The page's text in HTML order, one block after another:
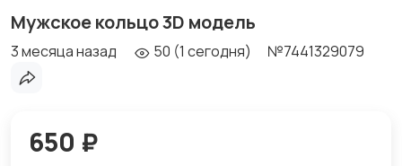
Мужское кольцо 3D модель
3 месяца назад 50 (1 сегодня) №7441329079
650 ₽